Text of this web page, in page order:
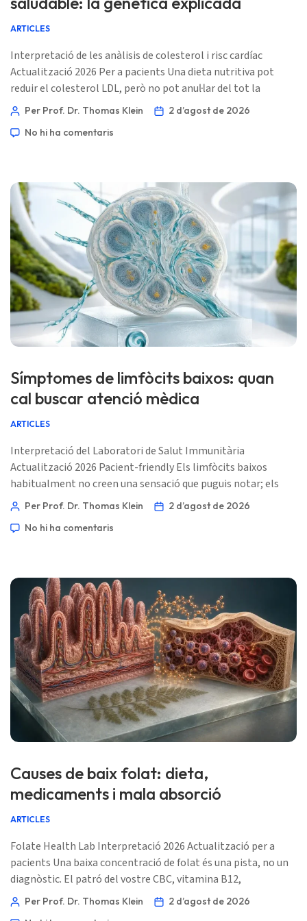
ARTICLES
Interpretació de les anàlisis de colesterol i risc cardíac
Actualització 2026 Per a pacients Una dieta nutritiva pot
reduir el colesterol LDL, però no pot anul·lar del tot la
depuració hereditària de l’LDL, la disfunció tiroïdal,
enganyós. El següent pas útil és identificar quin mecanisme
Per Prof. Dr. Thomas Klein
2 d’agost de 2026
No hi ha comentaris
Símptomes de limfòcits baixos: quan
cal buscar atenció mèdica
ARTICLES
Interpretació del Laboratori de Salut Immunitària
Actualització 2026 Pacient-friendly Els limfòcits baixos
habitualment no creen una sensació que puguis notar; els
símptomes normalment provenen d’una infecció, de l’efecte
darrere del resultat. El problema pràctic és si el recompte
[…]
Per Prof. Dr. Thomas Klein
2 d’agost de 2026
No hi ha comentaris
Causes de baix folat: dieta,
medicaments i mala absorció
ARTICLES
Folate Health Lab Interpretació 2026 Actualització per a
pacients Una baixa concentració de folat és una pista, no un
diagnòstic. El patró del vostre CBC, vitamina B12,
medicaments, consum d’alcohol i símptomes digestius
Per Prof. Dr. Thomas Klein
2 d’agost de 2026